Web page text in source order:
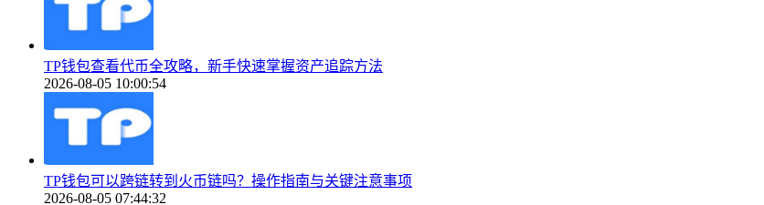
TP钱包查看代币全攻略，新手快速掌握资产追踪方法
2026-08-05 10:00:54
TP钱包可以跨链转到火币链吗？操作指南与关键注意事项
2026-08-05 07:44:32